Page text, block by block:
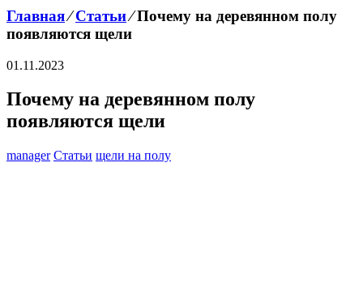
Главная⁄Статьи⁄Почему на деревянном полу
появляются щели
01.11.2023
Почему на деревянном полу
появляются щели
manager Статьи щели на полу